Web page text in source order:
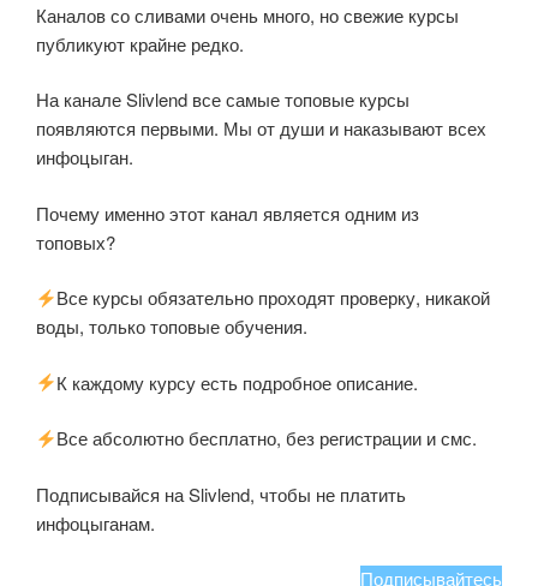
Каналов со сливами очень много, но свежие курсы
публикуют крайне редко.
На канале Slivlend все самые топовые курсы
появляются первыми. Мы от души и наказывают всех
инфоцыган.
Почему именно этот канал является одним из
топовых?
Все курсы обязательно проходят проверку, никакой
воды, только топовые обучения.
К каждому курсу есть подробное описание.
Все абсолютно бесплатно, без регистрации и смс.
Подписывайся на Slivlend, чтобы не платить
инфоцыганам.
Подписывайтесь